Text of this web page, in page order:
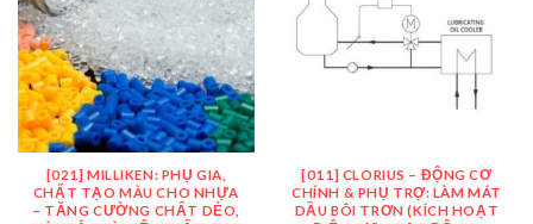
[021] MILLIKEN: PHỤ GIA,
CHẤT TẠO MÀU CHO NHỰA
– TĂNG CƯỜNG CHẤT DẺO,
[011] CLORIUS – ĐỘNG CƠ
CHÍNH & PHỤ TRỢ: LÀM MÁT
DẦU BÔI TRƠN (KÍCH HOẠT